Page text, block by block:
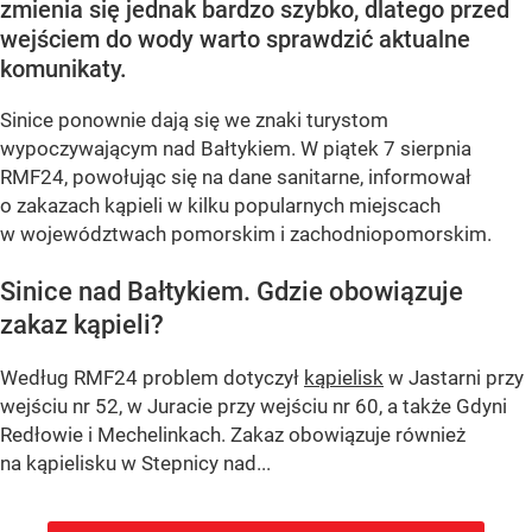
zmienia się jednak bardzo szybko, dlatego przed
wejściem do wody warto sprawdzić aktualne
komunikaty.
Sinice ponownie dają się we znaki turystom
wypoczywającym nad Bałtykiem. W piątek 7 sierpnia
RMF24, powołując się na dane sanitarne, informował
o zakazach kąpieli w kilku popularnych miejscach
w województwach pomorskim i zachodniopomorskim.
Sinice nad Bałtykiem. Gdzie obowiązuje
zakaz kąpieli?
Według RMF24 problem dotyczył kąpielisk w Jastarni przy
wejściu nr 52, w Juracie przy wejściu nr 60, a także Gdyni
Redłowie i Mechelinkach. Zakaz obowiązuje również
na kąpielisku w Stepnicy nad...